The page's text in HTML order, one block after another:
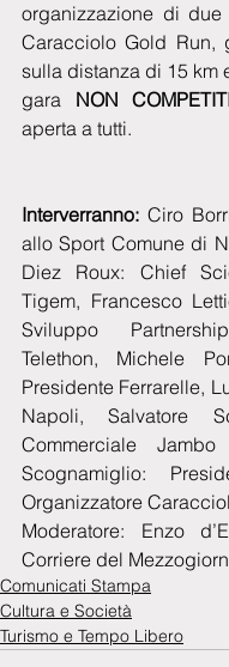
organizzazione di
Caracciolo Gold Run,
sulla distanza di 15 km
gara NON
aperta a tutti.
Interverranno: Ciro
allo Sport Comune di
Diez Roux: Chief
Tigem, Francesco
Sviluppo
Telethon, Michele
Presidente Ferrarelle,
Napoli, Salvatore
Commerciale
Scognamiglio:
Organizzatore
Moderatore: Enzo
Corriere del
Comunicati Stampa
Cultura e Società
Turismo e Tempo Libero